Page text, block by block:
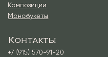
Композиции
Монобукеты
Контакты
+7 (915) 570-91-20